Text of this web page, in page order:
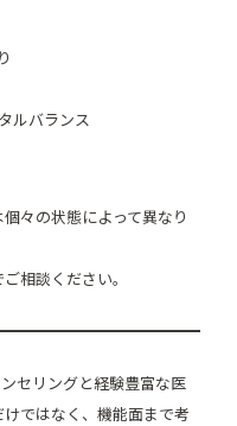
ルバランス
々の状態によって異なり
相談ください。
ンセリングと経験豊富な医
ではなく、機能面まで考